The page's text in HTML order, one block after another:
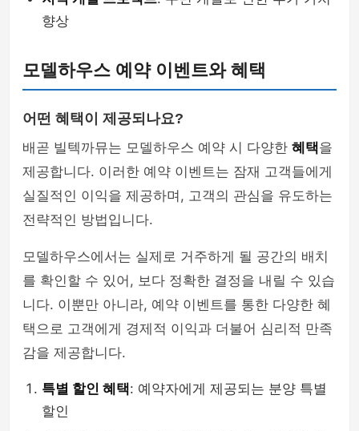
향상
모델하우스 예약 이벤트와 혜택
어떤 혜택이 제공되나요?
배곧 빌텍까뮤는 모델하우스 예약 시 다양한 혜택을
제공합니다. 이러한 예약 이벤트는 잠재 고객들에게
실질적인 이익을 제공하며, 고객의 관심을 유도하는
전략적인 방법입니다.
모델하우스에서는 실제로 거주하게 될 공간의 배치
를 확인할 수 있어, 보다 정확한 결정을 내릴 수 있습
니다. 이뿐만 아니라, 예약 이벤트를 통한 다양한 혜
택으로 고객에게 경제적 이익과 더불어 심리적 만족
감을 제공합니다.
특별 할인 혜택: 예약자에게 제공되는 분양 특별
할인